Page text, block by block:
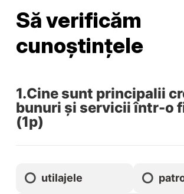
Să verificăm
cunoștințele